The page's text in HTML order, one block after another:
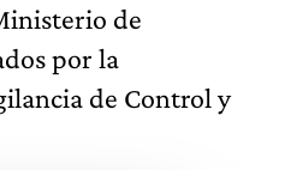
de
por la
de Control y